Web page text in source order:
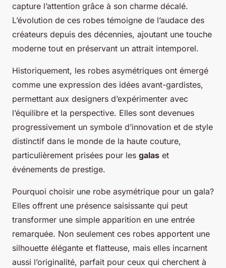
capture l’attention grâce à son charme décalé.
L’évolution de ces robes témoigne de l’audace des
créateurs depuis des décennies, ajoutant une touche
moderne tout en préservant un attrait intemporel.
Historiquement, les robes asymétriques ont émergé
comme une expression des idées avant-gardistes,
permettant aux designers d’expérimenter avec
l’équilibre et la perspective. Elles sont devenues
progressivement un symbole d’innovation et de style
distinctif dans le monde de la haute couture,
particulièrement prisées pour les galas et
événements de prestige.
Pourquoi choisir une robe asymétrique pour un gala?
Elles offrent une présence saisissante qui peut
transformer une simple apparition en une entrée
remarquée. Non seulement ces robes apportent une
silhouette élégante et flatteuse, mais elles incarnent
aussi l’originalité, parfait pour ceux qui cherchent à